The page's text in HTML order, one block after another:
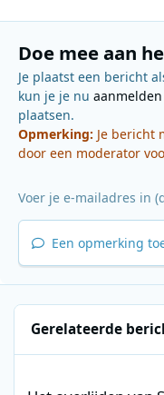
Doe mee aan
Je plaatst een bericht
kun je je nu aanmelden
plaatsen.
Opmerking: Je bericht
door een moderator
Een opmerking
Gerelateerde